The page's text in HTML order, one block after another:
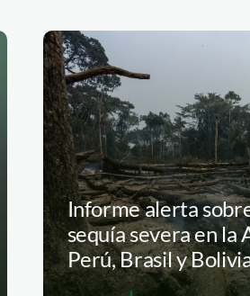
Informe alerta
sequía severa en la
Perú, Brasil y